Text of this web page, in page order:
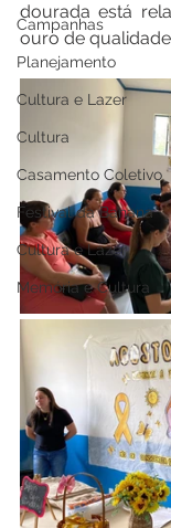
Campanhas
Planejamento
Cultura e Lazer
Cultura
Casamento Coletivo
Festival da Banana
Cultura e Lazer
Memória e Cultura
dourada está
ouro de